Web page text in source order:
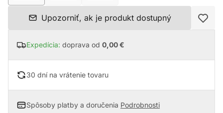
Upozorniť, ak je produkt dostupný
Expedícia: doprava od 0,00 €
30 dní na vrátenie tovaru
Spôsoby platby a doručenia Podrobnosti